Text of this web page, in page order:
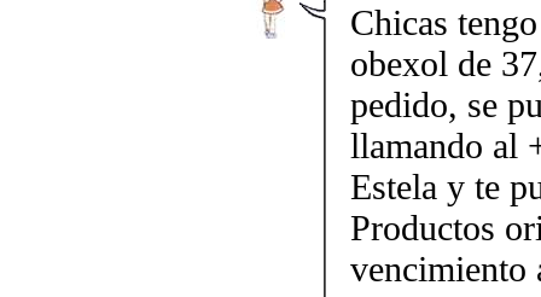
Chicas
obexol de
pedido, se
llamando al
Estela y te
Productos
vencimiento